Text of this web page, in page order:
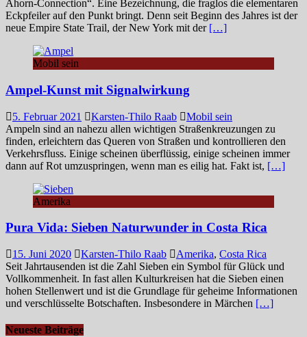
Ahorn-Connection“. Eine Bezeichnung, die fraglos die elementaren
Eckpfeiler auf den Punkt bringt. Denn seit Beginn des Jahres ist der
neue Empire State Trail, der New York mit der […]
Mobil sein
Ampel-Kunst mit Signalwirkung
5. Februar 2021 Karsten-Thilo Raab
Mobil sein
Ampeln sind an nahezu allen wichtigen Straßenkreuzungen zu
finden, erleichtern das Queren von Straßen und kontrollieren den
Verkehrsfluss. Einige scheinen überflüssig, einige scheinen immer
dann auf Rot umzuspringen, wenn man es eilig hat. Fakt ist, […]
Amerika
Pura Vida: Sieben Naturwunder in Costa Rica
15. Juni 2020 Karsten-Thilo Raab Amerika, Costa Rica
Seit Jahrtausenden ist die Zahl Sieben ein Symbol für Glück und
Vollkommenheit. In fast allen Kulturkreisen hat die Sieben einen
hohen Stellenwert und ist die Grundlage für geheime Informationen
und verschlüsselte Botschaften. Insbesondere in Märchen […]
Neueste Beiträge